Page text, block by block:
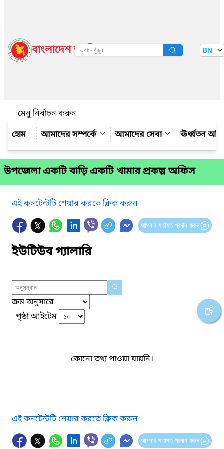
বাংলাদেশ জাতীয় তথ্য বাতায়ন BN
মেনু নির্বাচন করুন
আমাদের সম্পর্কে
আমাদের সেবা ঊর্ধ্বতন
উপজেলা একটি বাড়ি একটি খামার প্রকল্প অফিস
এই কনটেন্টটি শেয়ার করতে ক্লিক করুন
আপনার মতামত প্রদান করুন
ইউটিউব গ্যালারি
ক্রম অনুসারে
পৃষ্ঠা আইটেম
কোনো তথ্য পাওয়া যায়নি।
এই কনটেন্টটি শেয়ার করতে ক্লিক করুন
আপনার মতামত প্রদান করুন